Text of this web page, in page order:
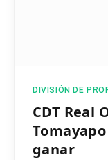
DIVISIÓN DE
CDT Real
ganar